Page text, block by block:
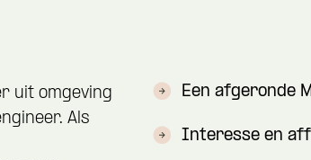
uit omgeving
Als
Een afgeronde
Interesse en